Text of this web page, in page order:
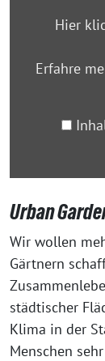
anzeigenHier
Erfahre
Urban
Wir wollen
Gärtnern
städtischer
Klima in der
Menschen